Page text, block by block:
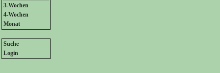
3-Wochen
4-Wochen
Monat
Suche
Login